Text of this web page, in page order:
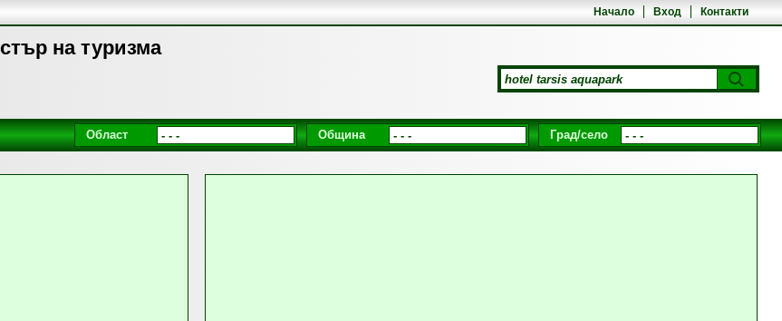
на туризма
Начало Вход Контакти
Област Община Град/село